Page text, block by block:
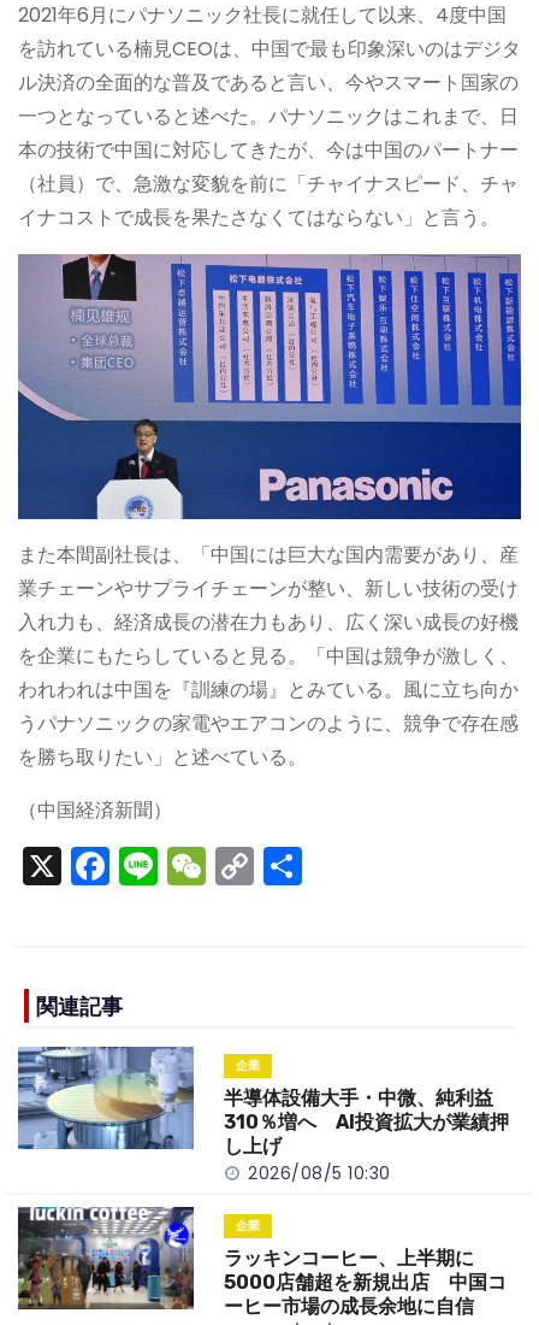
2021年6月にパナソニック社長に就任して以来、4度中国
を訪れている楠見CEOは、中国で最も印象深いのはデジタ
ル決済の全面的な普及であると言い、今やスマート国家の
一つとなっていると述べた。パナソニックはこれまで、日
本の技術で中国に対応してきたが、今は中国のパートナー
（社員）で、急激な変貌を前に「チャイナスピード、チャ
イナコストで成長を果たさなくてはならない」と言う。
また本間副社長は、「中国には巨大な国内需要があり、産
業チェーンやサプライチェーンが整い、新しい技術の受け
入れ力も、経済成長の潜在力もあり、広く深い成長の好機
を企業にもたらしていると見る。「中国は競争が激しく、
われわれは中国を『訓練の場』とみている。風に立ち向か
うパナソニックの家電やエアコンのように、競争で存在感
を勝ち取りたい」と述べている。
（中国経済新聞）
X F
a
e
b
o
o
k
Li
n
W
e
C
o
n
k
関連記事
企業
半導体設備大手・中微、純利益
310％増へ AI投資拡大が業績押
し上げ
2026/08/5 10:30
企業
ラッキンコーヒー、上半期に
5000店舗超を新規出店 中国コ
ーヒー市場の成長余地に自信